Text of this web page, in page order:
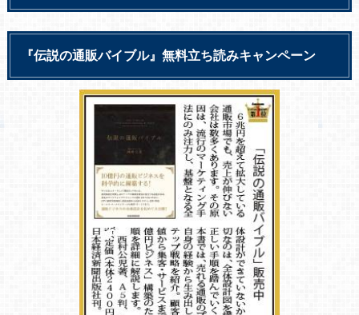
『伝説の通販バイブル』無料立ち読みキャンペーン